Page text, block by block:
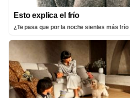
Esto explica el frío
¿Te pasa que por la noche sientes más